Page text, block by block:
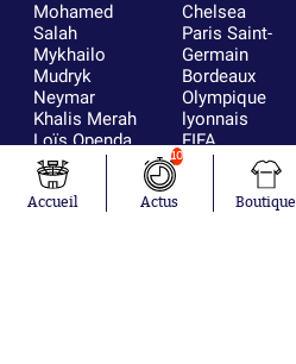
Mohamed
Salah
Mykhailo
Mudryk
Neymar
Khalis Merah
Loïs Openda
Moussa
Niakhaté
Nicolás
Chelsea
Paris Saint-
Germain
Bordeaux
Olympique
lyonnais
FIFA
Real Madrid
RC Strasbourg
AC Milan
Accueil
10
Actus Boutique